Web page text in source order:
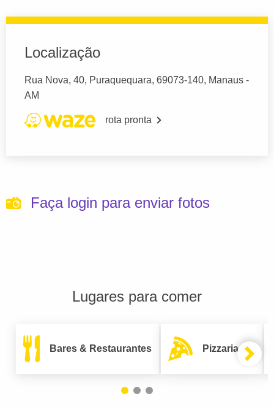
Localização
Rua Nova, 40, Puraquequara, 69073-140, Manaus -
AM
rota pronta
Faça login para enviar fotos
Lugares para comer
Bares & Restaurantes Pizzarias